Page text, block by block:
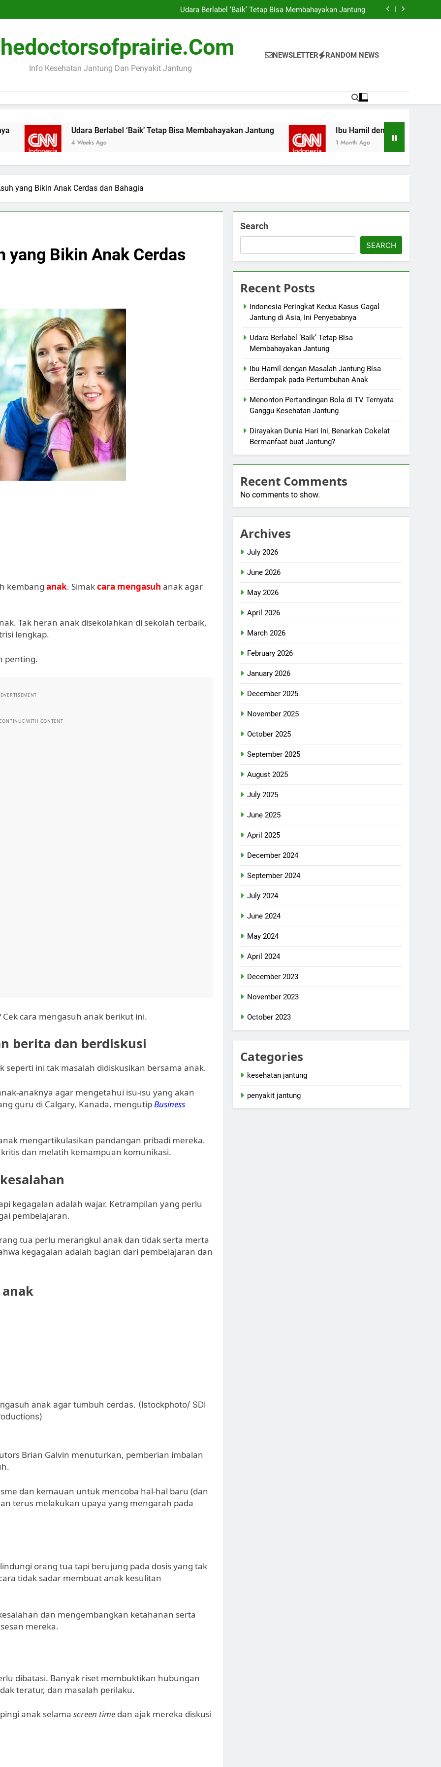
Udara Berlabel ‘Baik’ Tetap Bisa Membahayakan Jantung
Ibu Hamil dengan Masalah Jantung Bisa Berdampak pada Pertumbuhan
Udara Berlabel ‘Baik’ Tetap Bisa Membahayakan Jantung
Ibu Hamil dengan Masalah Jantung Bisa Berdampak pada Pertumbuhan
Info Kesehatan Jantung Dan Penyakit Jantung
NEWSLETTER RANDOM NEWS
Udara Berlabel ‘Baik’ Tetap Bisa Membahayakan Jantung
4 Weeks Ago
Ibu Hamil dengan Masalah Jantung Bisa
1 Month Ago
yang Bikin Anak Cerdas dan Bahagia
yang Bikin Anak Cerdas
kembang anak. Simakcara mengasuh anak agar
Tak heran anak disekolahkan di sekolah terbaik,
lengkap.
penting.
WITH CONTENT
cara mengasuh anak berikut ini.
berita dan berdiskusi
ini tak masalah didiskusikan bersama anak.
anaknya agar mengetahui isu-isu yang akan
guru di Calgary, Kanada, mengutipBusiness
mengartikulasikan pandangan pribadi mereka.
dan melatih kemampuan komunikasi.
kegagalan adalah wajar. Ketrampilan yang perlu
pembelajaran.
tua perlu merangkul anak dan tidak serta merta
kegagalan adalah bagian dari pembelajaran dan
anak agar tumbuh cerdas. (Istockphoto/ SDI
Brian Galvin menuturkan, pemberian imbalan
dan kemauan untuk mencoba hal-hal baru (dan
terus melakukan upaya yang mengarah pada
orang tua tapi berujung pada dosis yang tak
tidak sadar membuat anak kesulitan
dan mengembangkan ketahanan serta
mereka.
dibatasi. Banyak riset membuktikan hubungan
teratur, dan masalah perilaku.
anak selama screen time dan ajak mereka diskusi
Search
SEARCH
Recent Posts
Indonesia Peringkat Kedua Kasus Gagal
Jantung di Asia, Ini Penyebabnya
Udara Berlabel ‘Baik’ Tetap Bisa
Membahayakan Jantung
Ibu Hamil dengan Masalah Jantung Bisa
Berdampak pada Pertumbuhan Anak
Menonton Pertandingan Bola di TV Ternyata
Ganggu Kesehatan Jantung
Dirayakan Dunia Hari Ini, Benarkah Cokelat
Bermanfaat buat Jantung?
Recent Comments
No comments to show.
Archives
July 2026
June 2026
May 2026
April 2026
March 2026
February 2026
January 2026
December 2025
November 2025
October 2025
September 2025
August 2025
July 2025
June 2025
April 2025
December 2024
September 2024
July 2024
June 2024
May 2024
April 2024
December 2023
November 2023
October 2023
Categories
kesehatan jantung
penyakit jantung